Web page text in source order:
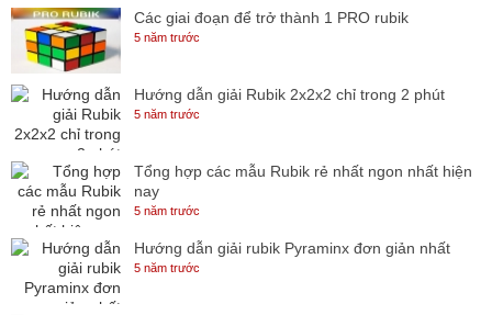
Các giai đoạn để trở thành 1 PRO rubik
5 năm trước
Hướng dẫn giải Rubik 2x2x2 chỉ trong 2 phút
5 năm trước
Tổng hợp các mẫu Rubik rẻ nhất ngon nhất hiện
nay
5 năm trước
Hướng dẫn giải rubik Pyraminx đơn giản nhất
5 năm trước